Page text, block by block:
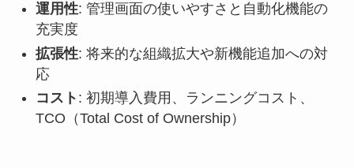
運用性: 管理画面の使いやすさと自動化機能の
充実度
拡張性: 将来的な組織拡大や新機能追加への対
応
コスト : 初期導入費用、ランニングコスト、
TCO（Total Cost of Ownership）